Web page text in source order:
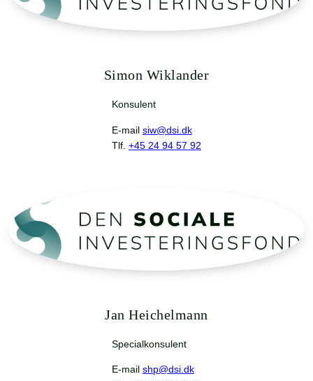
Simon Wiklander
Konsulent
E-mail siw@dsi.dk
Tlf. +45 24 94 57 92
Jan Heichelmann
Specialkonsulent
E-mail shp@dsi.dk